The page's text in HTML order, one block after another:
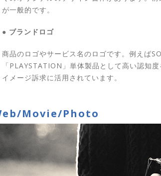
が一般的です。
● ブランドロゴ
商品のロゴやサービス名のロゴです。例えば
「PLAYSTATION」単体製品として高い認知
イメージ訴求に活用されています。
Movie/Photo